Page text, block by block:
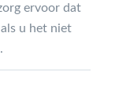
ervoor dat
u het niet